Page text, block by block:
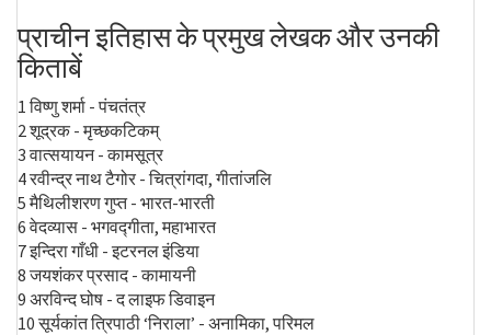
प्राचीन इतिहास के प्रमुख लेखक और उनकी
किताबें
1 विष्णु शर्मा - पंचतंत्र
2 शूद्रक - मृच्छकटिकम्
3 वात्सयायन - कामसूत्र
4 रवीन्द्र नाथ टैगोर - चित्रांगदा, गीतांजलि
5 मैथिलीशरण गुप्त - भारत-भारती
6 वेदव्यास - भगवद्गीता, महाभारत
7 इन्दिरा गाँधी - इटरनल इंडिया
8 जयशंकर प्रसाद - कामायनी
9 अरविन्द घोष - द लाइफ डिवाइन
10 सूर्यकांत त्रिपाठी ‘निराला’ - अनामिका, परिमल